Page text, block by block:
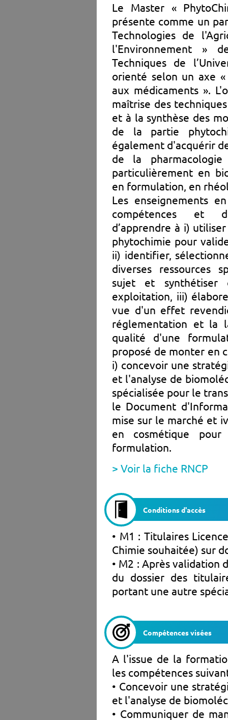
Le Master «
présente comme un
Technologies de
l'Environnement »
Techniques de
orienté selon un axe
aux médicaments ».
maîtrise des
et à la synthèse des
de la partie
également d'acquérir
de la
particulièrement en
en formulation, en
Les enseignements
compétences et
d’apprendre à i)
phytochimie pour
ii) identifier,
diverses ressources
sujet et
exploitation, iii)
vue d'un effet
réglementation et la
qualité d'une
proposé de monter en
i) concevoir une
et l'analyse de
spécialisée pour le
le Document
mise sur le marché et
en cosmétique
formulation.
> Voir la fiche RNCP
Conditions d'accès
• M1 : Titulaires
Chimie souhaitée) sur
• M2 : Après validation
du dossier des
portant une autre
Compétences visées
A l'issue de la
les compétences
• Concevoir une
et l'analyse de
• Communiquer de